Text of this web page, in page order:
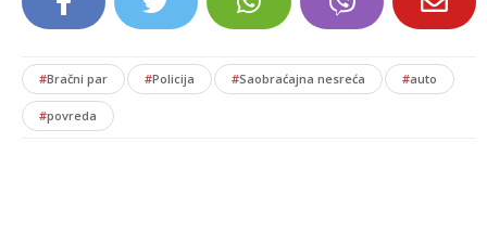
#Bračni par #Policija #Saobraćajna nesreća #auto
#povreda